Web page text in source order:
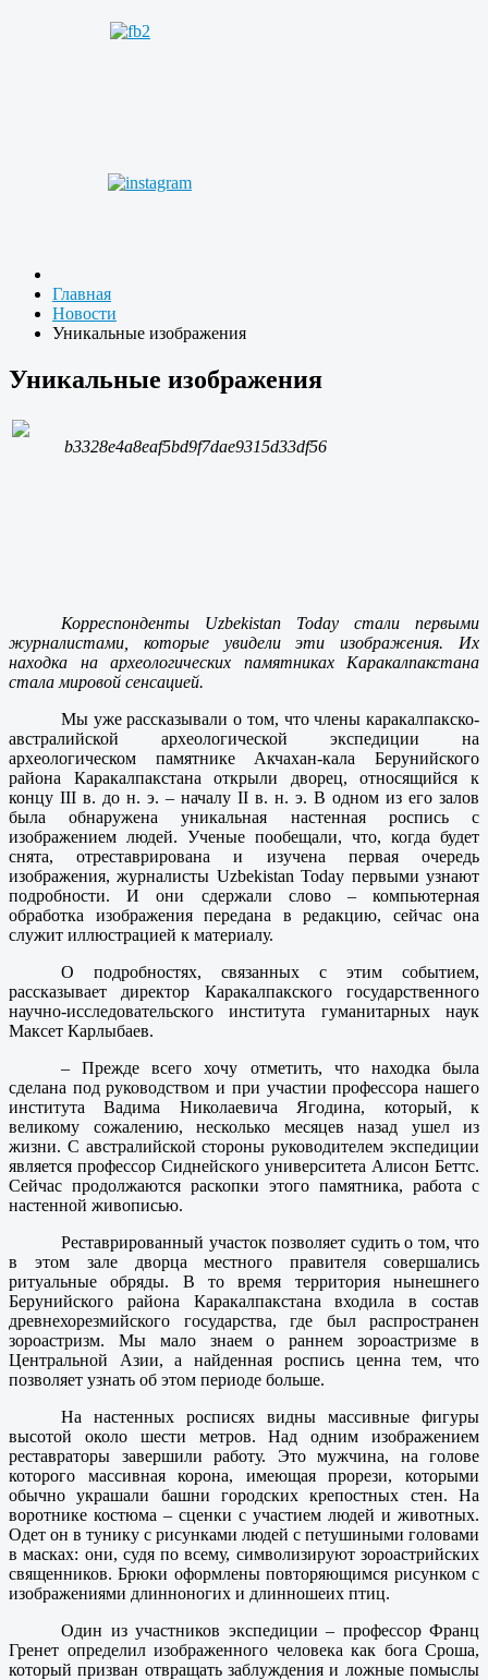
Главная
Новости
Уникальные изображения
Уникальные изображения
Корреспонденты Uzbekistan Today стали первыми
журналистами, которые увидели эти изображения. Их
находка на археологических памятниках Каракалпакстана
стала мировой сенсацией.
Мы уже рассказывали о том, что члены каракалпакско-
австралийской археологической экспедиции на
археологическом памятнике Акчахан-кала Берунийского
района Каракалпакстана открыли дворец, относящийся к
концу III в. до н. э. – началу II в. н. э. В одном из его залов
была обнаружена уникальная настенная роспись с
изображением людей. Ученые пообещали, что, когда будет
снята, отреставрирована и изучена первая очередь
изображения, журналисты Uzbekistan Today первыми узнают
подробности. И они сдержали слово – компьютерная
обработка изображения передана в редакцию, сейчас она
служит иллюстрацией к материалу.
О подробностях, связанных с этим событием,
рассказывает директор Каракалпакского государственного
научно-исследовательского института гуманитарных наук
Максет Карлыбаев.
– Прежде всего хочу отметить, что находка была
сделана под руководством и при участии профессора нашего
института Вадима Николаевича Ягодина, который, к
великому сожалению, несколько месяцев назад ушел из
жизни. С австралийской стороны руководителем экспедиции
является профессор Сиднейского университета Алисон Беттс.
Сейчас продолжаются раскопки этого памятника, работа с
настенной живописью.
Реставрированный участок позволяет судить о том, что
в этом зале дворца местного правителя совершались
ритуальные обряды. В то время территория нынешнего
Берунийского района Каракалпакстана входила в состав
древнехорезмийского государства, где был распространен
зороастризм. Мы мало знаем о раннем зороастризме в
Центральной Азии, а найденная роспись ценна тем, что
позволяет узнать об этом периоде больше.
На настенных росписях видны массивные фигуры
высотой около шести метров. Над одним изображением
реставраторы завершили работу. Это мужчина, на голове
которого массивная корона, имеющая прорези, которыми
обычно украшали башни городских крепостных стен. На
воротнике костюма – сценки с участием людей и животных.
Одет он в тунику с рисунками людей с петушиными головами
в масках: они, судя по всему, символизируют зороастрийских
священников. Брюки оформлены повторяющимся рисунком с
изображениями длинноногих и длинношеих птиц.
Один из участников экспедиции – профессор Франц
Гренет определил изображенного человека как бога Сроша,
который призван отвращать заблуждения и ложные помыслы